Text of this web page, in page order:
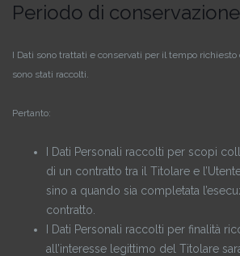
Periodo di conservazione
I Dati sono trattati e conservati per il tempo
sono stati raccolti.
Pertanto:
I Dati Personali raccolti per scopi
di un contratto tra il Titolare e
sino a quando sia completata
contratto.
I Dati Personali raccolti per finalità
all’interesse legittimo del Titolare